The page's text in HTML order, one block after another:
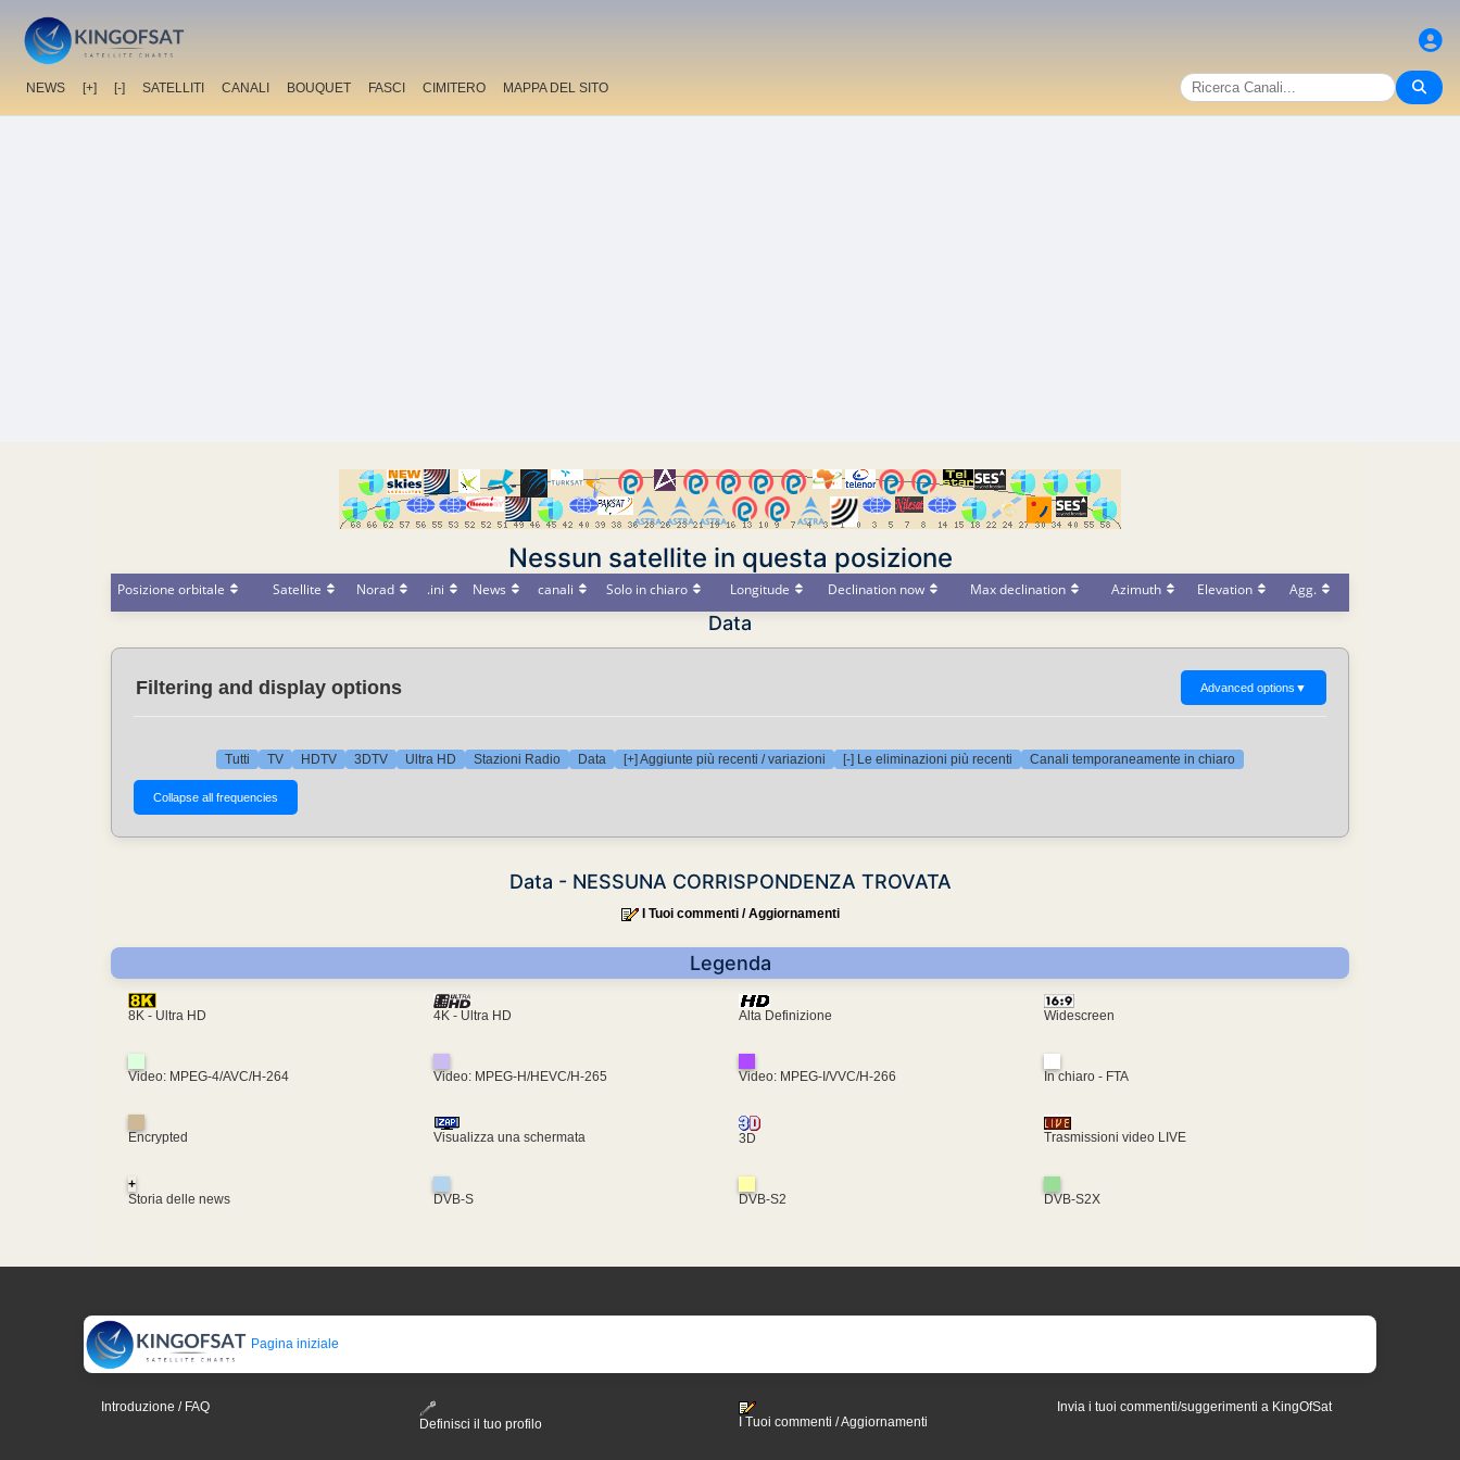
NEWS [+] [-] SATELLITI CANALI BOUQUET FASCI CIMITERO MAPPA DEL SITO
Nessun satellite in questa posizione
Posizione orbitale Satellite Norad .ini News canali Solo in chiaro Longitude Declination now Max declination Azimuth Elevation Agg.
Data
Filtering and display options Advanced options ▼
Tutti TV HDTV 3DTV Ultra HD Stazioni Radio Data [+] Aggiunte più recenti / variazioni [-] Le eliminazioni più recenti Canali temporaneamente in chiaro
Data - NESSUNA CORRISPONDENZA TROVATA
I Tuoi commenti / Aggiornamenti
Legenda
8K - Ultra HD 4K - Ultra HD Alta Definizione Widescreen
Video: MPEG-4/AVC/H-264 Video: MPEG-H/HEVC/H-265 Video: MPEG-I/VVC/H-266 In chiaro - FTA
Encrypted Visualizza una schermata 3D Trasmissioni video LIVE
+
Storia delle news
DVB-S DVB-S2 DVB-S2X
Pagina iniziale
Introduzione / FAQ
Definisci il tuo profilo
I Tuoi commenti / Aggiornamenti
Invia i tuoi commenti/suggerimenti a KingOfSat